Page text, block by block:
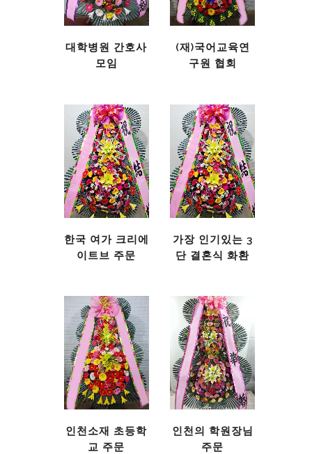
대학병원 간호사
모임
(재)국어교육연
구원 협회
한국 여가 크리에
이트브 주문
가장 인기있는 3
단 결혼식 화환
인천소재 초등학
교 주문
인천의 학원장님
주문